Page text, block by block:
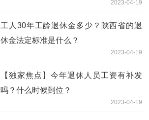
2023-04-19
工人30年工龄退休金多少？陕西省的退
休金法定标准是什么？
2023-04-19
【独家焦点】今年退休人员工资有补发
吗？什么时候到位？
2023-04-19